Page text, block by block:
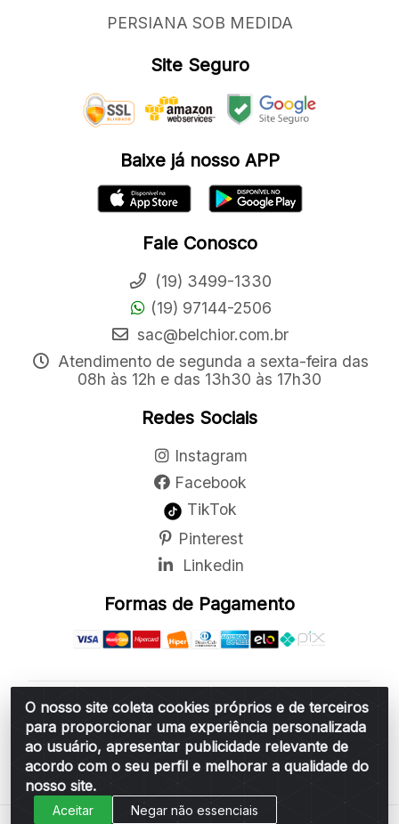
O nosso site coleta cookies próprios e de terceiros
para proporcionar uma experiência personalizada
ao usuário, apresentar publicidade relevante de
acordo com o seu perfil e melhorar a qualidade do
nosso site.
Aceitar Negar não essenciais
PERSIANA SOB MEDIDA
Site Seguro
Baixe já nosso APP
Fale Conosco
(19) 3499-1330
(19) 97144-2506
sac@belchior.com.br
Atendimento de segunda a sexta-feira das
08h às 12h e das 13h30 às 17h30
Redes Sociais
Instagram
Facebook
TikTok
Pinterest
Linkedin
Formas de Pagamento
Belchior Cortinas e Acessórios LTDA - R: Rua
Vereador Sérgio Leopoldino Alves, 876 - Santa
Bárbara d'Oeste/SP - CEP 13.456-166 - CNPJ
06.314.073/0001-34